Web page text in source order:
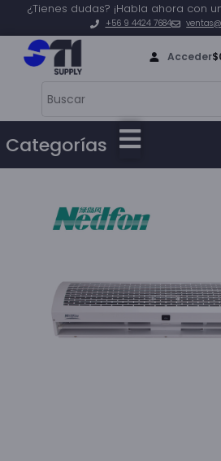
¿Tienes dudas? ¡Habla ahora con
+56 9 4424 7684
Acceder$
Categorías